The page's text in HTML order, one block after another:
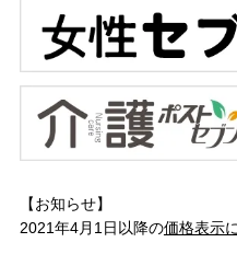
【お知らせ】
2021年4月1日以降の価格表示